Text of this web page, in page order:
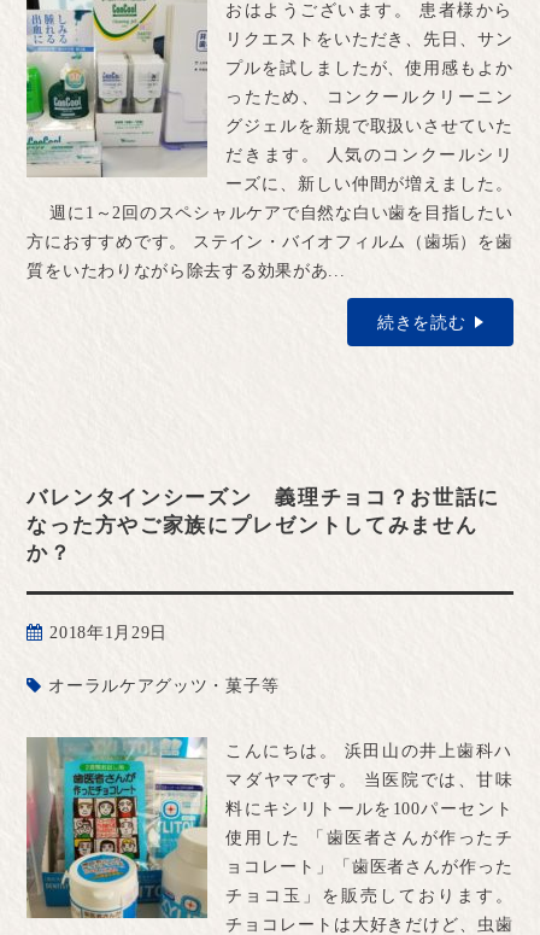
おはようございます。 患者様から
リクエストをいただき、先日、サン
プルを試しましたが、使用感もよか
ったため、 コンクールクリーニン
グジェルを新規で取扱いさせていた
だきます。 人気のコンクールシリ
ーズに、新しい仲間が増えました。
週に1～2回のスペシャルケアで自然な白い歯を目指したい
方におすすめです。 ステイン・バイオフィルム（歯垢）を歯
質をいたわりながら除去する効果があ...
続きを読む
バレンタインシーズン 義理チョコ？お世話に
なった方やご家族にプレゼントしてみません
か？
2018年1月29日
オーラルケアグッツ・菓子等
こんにちは。 浜田山の井上歯科ハ
マダヤマです。 当医院では、甘味
料にキシリトールを100パーセント
使用した 「歯医者さんが作ったチ
ョコレート」「歯医者さんが作った
チョコ玉」を販売しております。
チョコレートは大好きだけど、虫歯